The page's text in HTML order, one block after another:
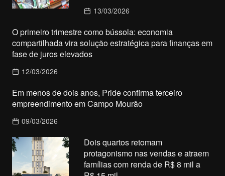
13/03/2026
O primeiro trimestre como bússola: economia
compartilhada vira solução estratégica para finanças em
fase de juros elevados
12/03/2026
Em menos de dois anos, Pride confirma terceiro
empreendimento em Campo Mourão
09/03/2026
Dois quartos retomam
protagonismo nas vendas e atraem
famílias com renda de R$ 8 mil a